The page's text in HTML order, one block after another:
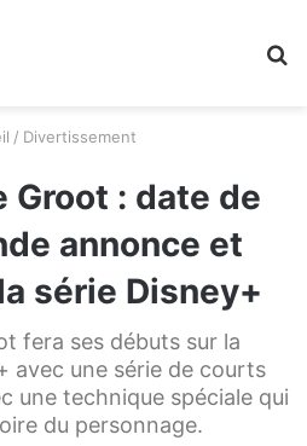
/ Divertissement
Groot : date de
annonce et
série Disney+
fera ses débuts sur la
avec une série de courts
une technique spéciale qui
du personnage.